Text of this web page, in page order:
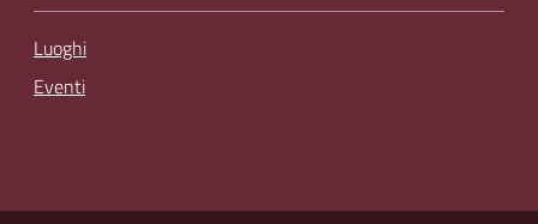
Luoghi
Eventi